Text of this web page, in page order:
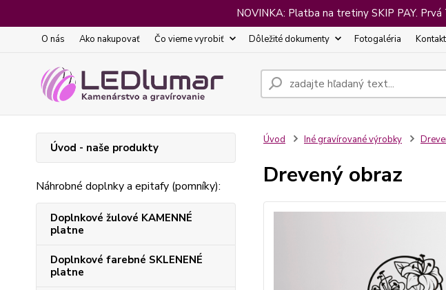
NOVINKA: Platba na tretiny SKIP PAY.
O nás Ako nakupovať Čo vieme vyrobiť Dôležité dokumenty Fotogaléria
Úvod - naše produkty
Náhrobné doplnky a epitafy (pomníky):
Doplnkové žulové KAMENNÉ
platne
Doplnkové farebné SKLENENÉ
platne
Úvod Iné gravírované výrobky
Drevený obraz